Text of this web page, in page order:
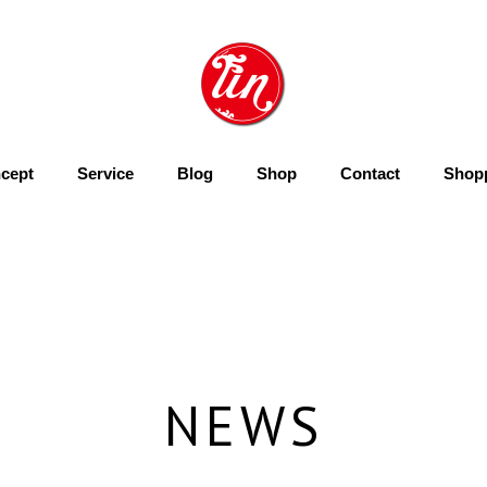
Service Blog Shop Contact
NEWS